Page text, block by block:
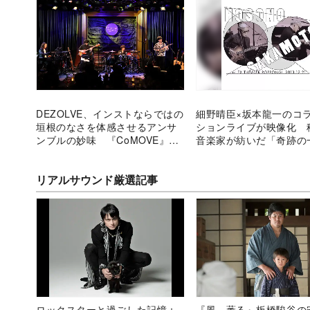
DEZOLVE、インストならではの
垣根のなさを体感させるアンサ
ンブルの妙味 『CoMOVE』ツ
細野晴臣×坂本龍一のコ
ションライブが映像化
音楽家が紡いだ「奇跡の
リアルサウンド厳選記事